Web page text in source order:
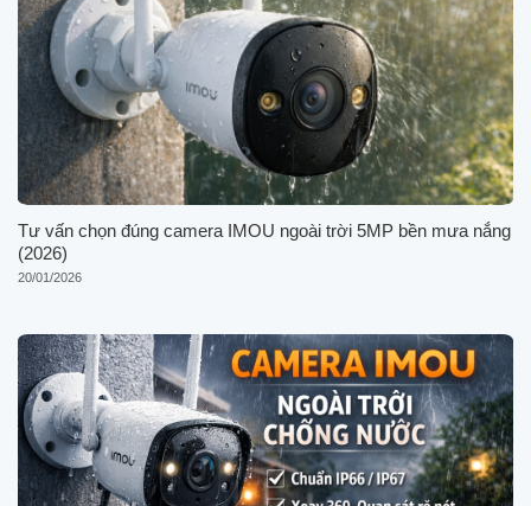
Tư vấn chọn đúng camera IMOU ngoài trời 5MP bền mưa nắng
(2026)
20/01/2026